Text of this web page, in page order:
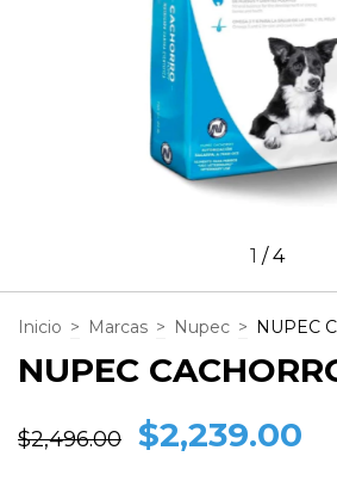
1 /4
Inicio > Marcas > Nupec > NUPEC
NUPEC
$2,496.00 $2,239.00